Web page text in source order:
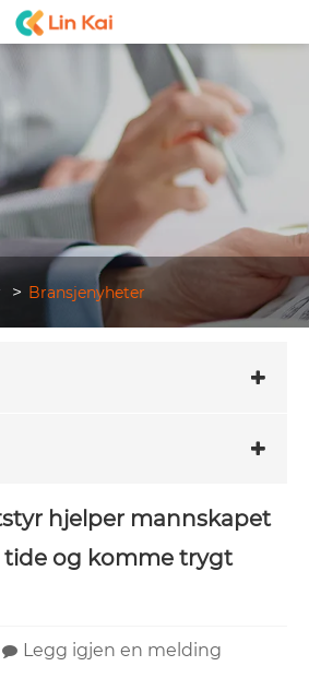
Bransjenyheter
hjelper mannskapet
tide og komme trygt
Legg igjen en melding